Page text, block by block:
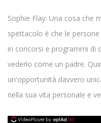
Sophie Flay: Una cosa che
spettacolo è che le
in concorsi e programmi di
vederlo come un padre.
un'opportunità davvero
nella sua vita personale e